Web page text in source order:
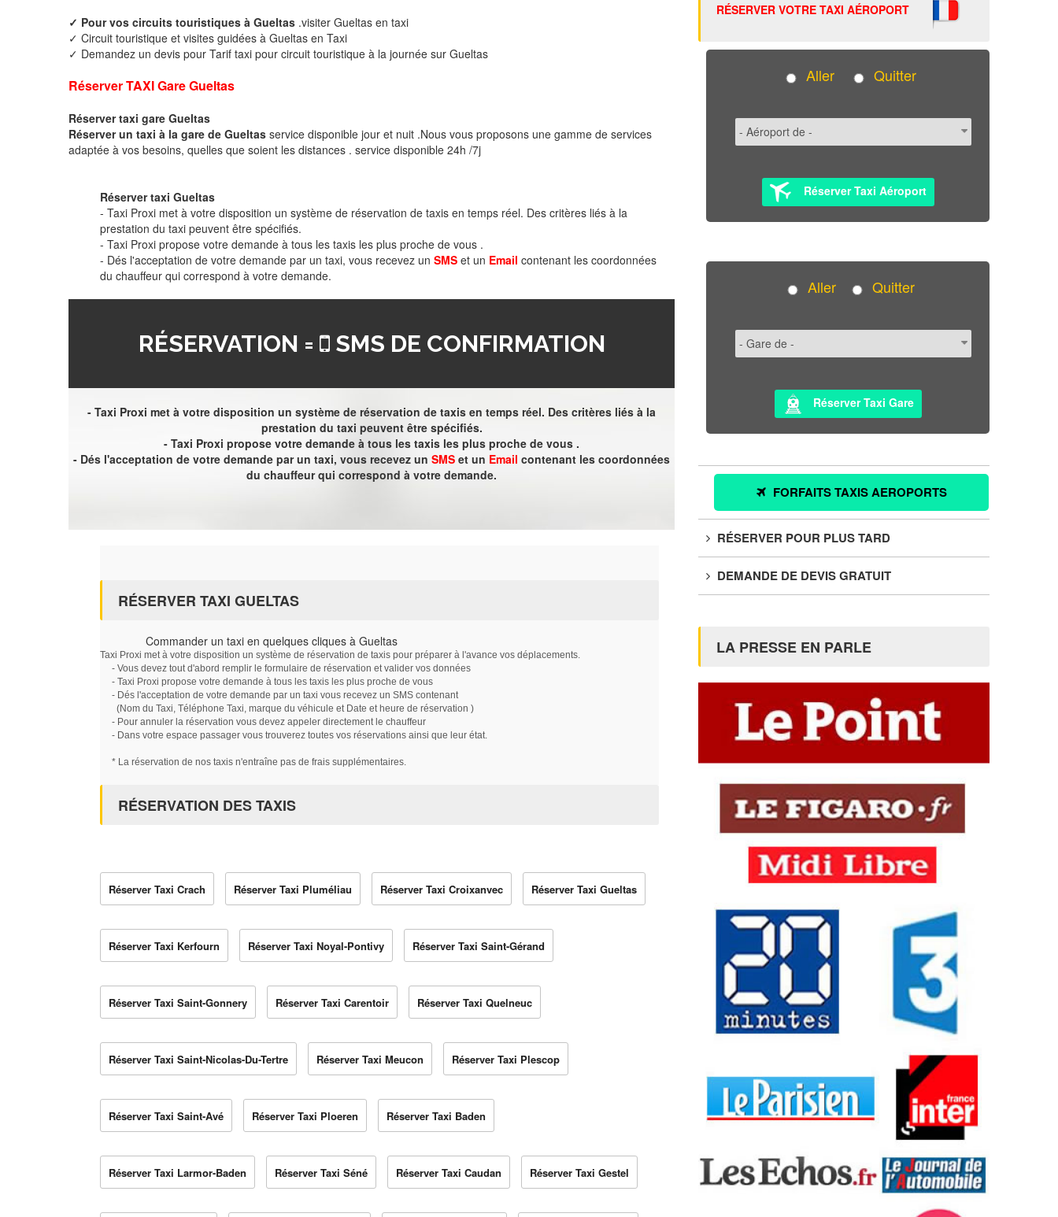
✓ Pour vos circuits touristiques à Gueltas .visiter Gueltas en taxi
✓ Circuit touristique et visites guidées à Gueltas en Taxi
✓ Demandez un devis pour Tarif taxi pour circuit touristique à la journée sur Gueltas
Réserver TAXI Gare Gueltas
Réserver taxi gare Gueltas
Réserver un taxi à la gare de Gueltas service disponible jour et nuit .Nous vous proposons une gamme de services
adaptée à vos besoins, quelles que soient les distances . service disponible 24h /7j
Réserver taxi Gueltas
- Taxi Proxi met à votre disposition un système de réservation de taxis en temps réel. Des critères liés à la
prestation du taxi peuvent être spécifiés.
- Taxi Proxi propose votre demande à tous les taxis les plus proche de vous .
- Dés l'acceptation de votre demande par un taxi, vous recevez un SMS et un Email contenant les coordonnées
du chauffeur qui correspond à votre demande.
RÉSERVATION = SMS DE CONFIRMATION
- Taxi Proxi met à votre disposition un système de réservation de taxis en temps réel. Des critères liés à la
prestation du taxi peuvent être spécifiés.
- Taxi Proxi propose votre demande à tous les taxis les plus proche de vous .
- Dés l'acceptation de votre demande par un taxi, vous recevez un SMS et un Email contenant les coordonnées
du chauffeur qui correspond à votre demande.
RÉSERVER TAXI GUELTAS
Commander un taxi en quelques cliques à Gueltas
Taxi Proxi met à votre disposition un système de réservation de taxis pour préparer à l'avance vos déplacements.
- Vous devez tout d'abord remplir le formulaire de réservation et valider vos données
- Taxi Proxi propose votre demande à tous les taxis les plus proche de vous
- Dés l'acceptation de votre demande par un taxi vous recevez un SMS contenant
(Nom du Taxi, Téléphone Taxi, marque du véhicule et Date et heure de réservation )
- Pour annuler la réservation vous devez appeler directement le chauffeur
- Dans votre espace passager vous trouverez toutes vos réservations ainsi que leur état.
* La réservation de nos taxis n'entraîne pas de frais supplémentaires.
RÉSERVATION DES TAXIS
Réserver Taxi Crach Réserver Taxi Pluméliau Réserver Taxi Croixanvec Réserver Taxi Gueltas
Réserver Taxi Kerfourn Réserver Taxi Noyal-Pontivy Réserver Taxi Saint-Gérand
Réserver Taxi Saint-Gonnery Réserver Taxi Carentoir Réserver Taxi Quelneuc
Réserver Taxi Saint-Nicolas-Du-Tertre Réserver Taxi Meucon Réserver Taxi Plescop
Réserver Taxi Saint-Avé Réserver Taxi Ploeren Réserver Taxi Baden
Réserver Taxi Larmor-Baden Réserver Taxi Séné Réserver Taxi Caudan Réserver Taxi Gestel
RÉSERVER VOTRE TAXI AÉROPORT
Aller Quitter
Réserver Taxi Aéroport
Aller Quitter
Réserver Taxi Gare
FORFAITS TAXIS AEROPORTS
RÉSERVER POUR PLUS TARD
DEMANDE DE DEVIS GRATUIT
LA PRESSE EN PARLE